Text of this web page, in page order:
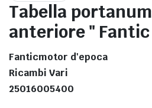
Tabella
anteriore "
Fanticmotor d'epoca
Ricambi Vari
25016005400